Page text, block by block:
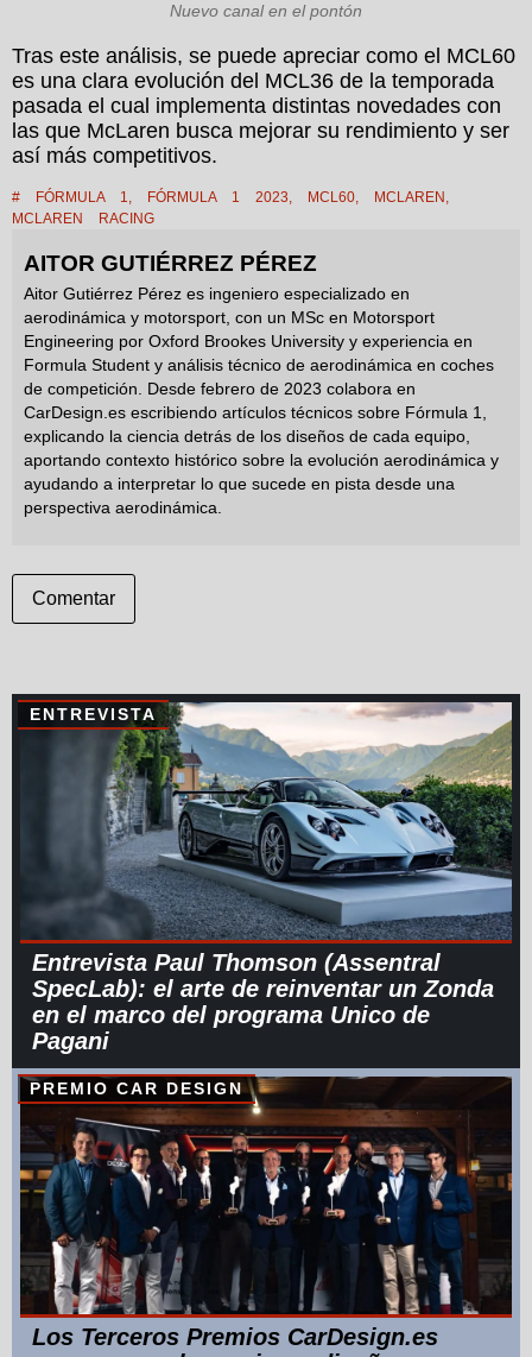
Nuevo canal en el pontón
Tras este análisis, se puede apreciar como el MCL60
es una clara evolución del MCL36 de la temporada
pasada el cual implementa distintas novedades con
las que McLaren busca mejorar su rendimiento y ser
así más competitivos.
# FÓRMULA 1, FÓRMULA 1 2023, MCL60, MCLAREN,
MCLAREN RACING
AITOR GUTIÉRREZ PÉREZ
Aitor Gutiérrez Pérez es ingeniero especializado en
aerodinámica y motorsport, con un MSc en Motorsport
Engineering por Oxford Brookes University y experiencia en
Formula Student y análisis técnico de aerodinámica en coches
de competición. Desde febrero de 2023 colabora en
CarDesign.es escribiendo artículos técnicos sobre Fórmula 1,
explicando la ciencia detrás de los diseños de cada equipo,
aportando contexto histórico sobre la evolución aerodinámica y
ayudando a interpretar lo que sucede en pista desde una
perspectiva aerodinámica.
Comentar
ENTREVISTA
Entrevista Paul Thomson (Assentral
SpecLab): el arte de reinventar un Zonda
en el marco del programa Unico de
Pagani
PREMIO CAR DESIGN
Los Terceros Premios CarDesign.es